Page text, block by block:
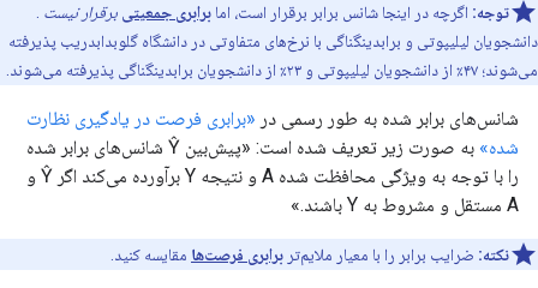
توجه: اگرچه در اینجا شانس برابر برقرار است، اما برابری جمعیتی برقرار نیست
دانشجویان لیلیپوتی و برابدینگناگی با نرخ‌های متفاوتی در دانشگاه گلوبدابدریب پذیرفته
می‌شوند؛ ۴۷٪ از دانشجویان لیلیپوتی و ۲۳٪ از دانشجویان برابدینگناگی پذیرفته می‌شوند.
شانس‌های برابر شده به طور رسمی در «برابری فرصت در یادگیری نظارت
شده»
به صورت زیر تعریف شده است: «پیش‌بین Ŷ شانس‌های برابر شده
را با توجه به ویژگی محافظت شده A و نتیجه Y برآورده می‌کند اگر Ŷ و
A مستقل و مشروط به Y باشند.»
نکته: ضرایب برابر را با معیار ملایم‌تر برابری فرصت‌ها مقایسه کنید.